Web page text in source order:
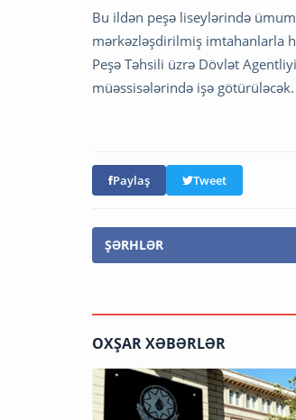
Bu ildən peşə liseylərində
mərkəzləşdirilmiş imtahanlarla
Peşə Təhsili üzrə Dövlət
müəssisələrində işə götürüləcək.
Paylaş Tweet
ŞƏRHLƏR
OXŞAR XƏBƏRLƏR